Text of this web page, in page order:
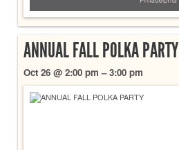
ANNUAL FALL POLKA PARTY
Oct 26 @ 2:00 pm – 3:00 pm